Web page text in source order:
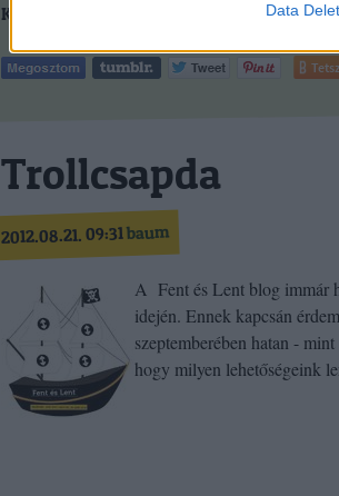
Data
Kövess minket a Facebookon is!
Trollcsapda
2012.08.21. 09:31baum
A Fent és Lent blog immár
idején. Ennek kapcsán
szeptemberében hatan -
hogy milyen lehetőségeink